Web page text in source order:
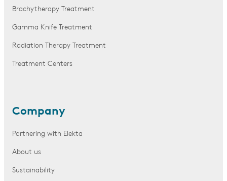
Brachytherapy Treatment
Gamma Knife Treatment
Radiation Therapy Treatment
Treatment Centers
Company
Partnering with Elekta
About us
Sustainability